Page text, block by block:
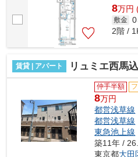
8万円
敷金 0
2階 /
賃貸 | アパート リュミエ西馬込
仲手半額
8万円
都営浅草線
都営浅草線
東急池上線
築11年 /
東京都大田